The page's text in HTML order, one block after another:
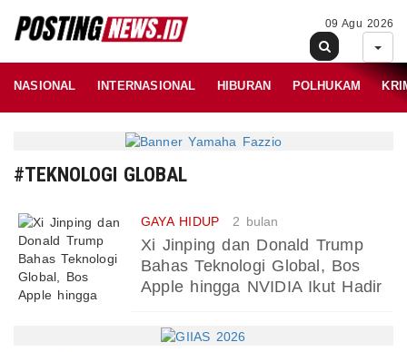
09 Agu 2026
NASIONAL INTERNASIONAL HIBURAN POLHUKAM
#TEKNOLOGI GLOBAL
GAYA HIDUP 2 bulan
Xi Jinping dan Donald Trump
Bahas Teknologi Global, Bos
Apple hingga NVIDIA Ikut Hadir